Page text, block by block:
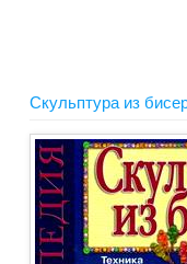
Скульптура из